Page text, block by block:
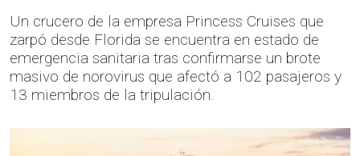
Un crucero de la empresa Princess Cruises que
zarpó desde Florida se encuentra en estado de
emergencia sanitaria tras confirmarse un brote
masivo de norovirus que afectó a 102 pasajeros y
13 miembros de la tripulación.